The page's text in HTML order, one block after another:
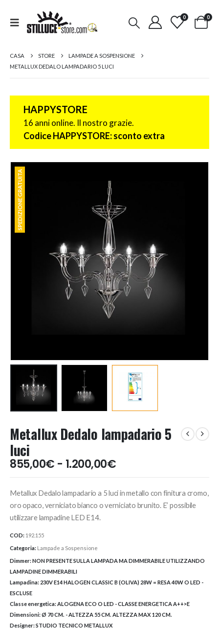
0 0
CASA STORE
LAMPADE A SOSPENSIONE
METALLUX DEDALO LAMPADARIO 5 LUCI
HAPPYSTORE
16 anni online. Il nostro grazie.
Codice HAPPYSTORE: sconto extra
SPEDIZIONE GRATUITA
SPEDIZIONE GRATUITA
Metallux Dedalo lampadario 5
luci
855,00€ - 1.200,00€Fascia
di
da
855,00€
Metallux Dedalo lampadario a 5 luci in metallo con finitura cromo,
oro opaco, verniciato bianco o verniciato brunito. E’ possibile
utilizzare lampadine LED E14.
COD: 192.155
Categoria: Lampade a Sospensione
Dimmer:NON PRESENTE SULLA LAMPADA MA DIMMERABILE UTILIZZANDO
LAMPADINE DIMMERABILI
Lampadina: 230V E14 HALOGEN CLASSIC B (OLIVA) 28W = RESA 40W O LED -
ESCLUSE
Classe energetica: ALOGENA ECO O LED - CLASSE ENERGETICA A++>E
Dimensioni:Ø 70 CM. - ALTEZZA 55 CM. ALTEZZA MAX 120 CM.
Designer:STUDIO TECNICO METALLUX